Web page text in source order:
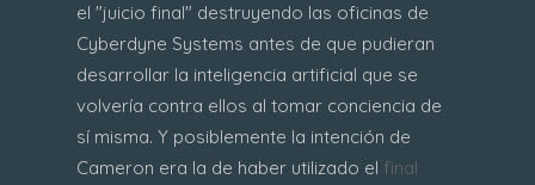
el "juicio final" destruyendo las oficinas de
Cyberdyne Systems antes de que pudieran
desarrollar la inteligencia artificial que se
volvería contra ellos al tomar conciencia de
sí misma. Y posiblemente la intención de
Cameron era la de haber utilizado el final